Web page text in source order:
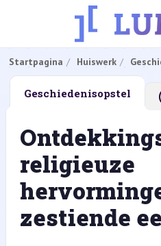
Startpagina Huiswerk
Geschiedenisopstel
religieuze
zestiende